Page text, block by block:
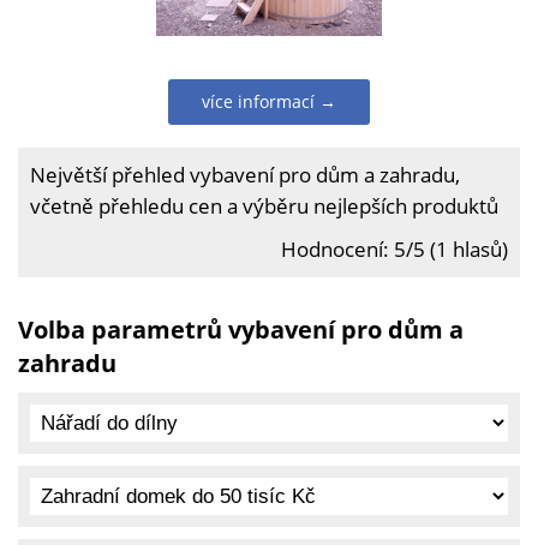
více informací →
Největší přehled vybavení pro dům a zahradu,
včetně přehledu cen a výběru nejlepších produktů
Hodnocení: 5/5 (1 hlasů)
Volba parametrů vybavení pro dům a
zahradu